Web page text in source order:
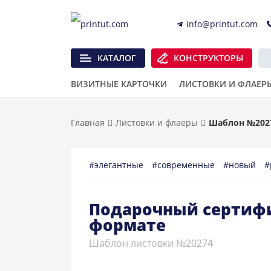
info@printut.com
КАТАЛОГ КОНСТРУКТОРЫ
ВИЗИТНЫЕ КАРТОЧКИ ЛИСТОВКИ И
Главная Листовки и флаеры Шаблон
#элегантные #современные #новый
Подарочный
формате
Шаблон листовки №20274